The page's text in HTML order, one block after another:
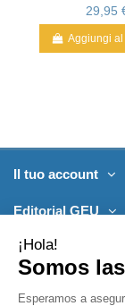
29,95
Aggiungi
Il tuo account
Editorial GEU
Prodotti